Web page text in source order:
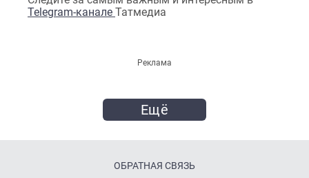
Telegram-канале Татмедиа
Реклама
Ещё
ОБРАТНАЯ СВЯЗЬ